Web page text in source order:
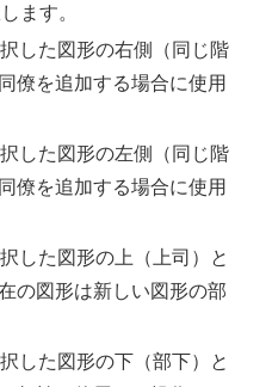
ます。
した図形の右側（同じ階
僚を追加する場合に使用
した図形の左側（同じ階
僚を追加する場合に使用
した図形の上（上司）と
の図形は新しい図形の部
した図形の下（部下）と